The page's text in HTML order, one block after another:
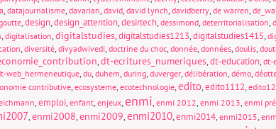
, datajournalisme, davarian, david, david lynch, davidberry, de warren,
,design,design_attention,desirtech, dessimond, deterritorialisation,
, digitalisation,digitalstudies,digitalstudies1213,digitalstudies1415,
, diversité, divyadwivedi, doctrine du choc, donnée, données, doulis,
,dt-ecritures_numeriques,dt-education, dt-
web_hermeneutique, du, duhem, during, duverger, délibération, démo,
contributive, ecosysteme, ecotechnologie,edito,edito1112,
,emploi, enfant, enjeux, enmi, enmi 2012, enmi 2013, enmi
,enmi2008,enmi2009,enmi2010,enmi2014, enmi2015,